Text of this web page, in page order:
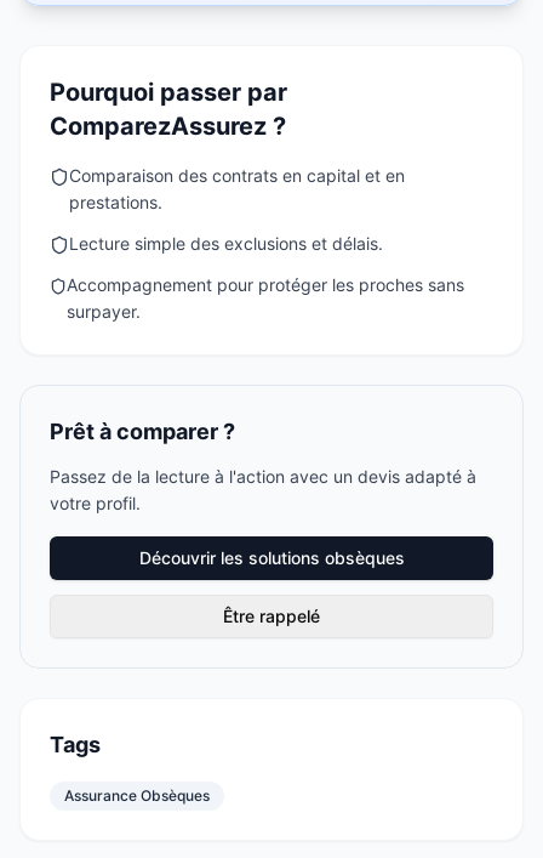
Pourquoi passer par
ComparezAssurez ?
Comparaison des contrats en capital et en
prestations.
Lecture simple des exclusions et délais.
Accompagnement pour protéger les proches sans
surpayer.
Prêt à comparer ?
Passez de la lecture à l'action avec un devis adapté à
votre profil.
Découvrir les solutions obsèques
Être rappelé
Tags
Assurance Obsèques